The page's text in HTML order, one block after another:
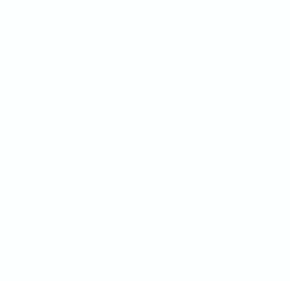
"http", "1.1", "http", 200)